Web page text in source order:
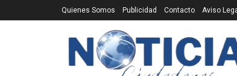
Quienes Somos Publicidad Contacto Aviso